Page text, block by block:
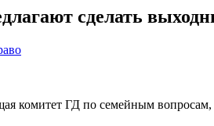
сделать
комитет ГД по семейным